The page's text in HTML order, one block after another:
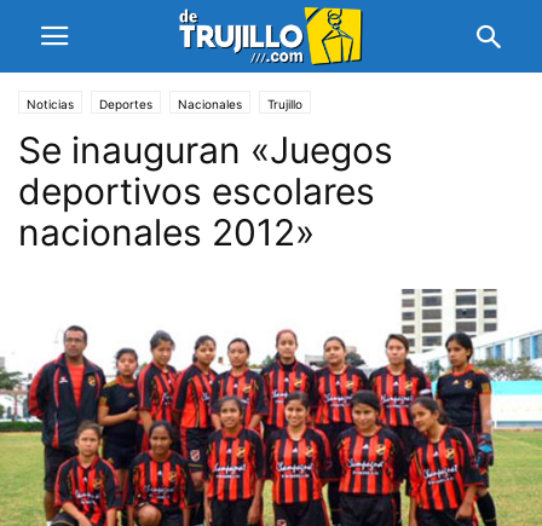
Noticias Deportes Nacionales Trujillo
Se inauguran «Juegos
deportivos escolares
nacionales 2012»